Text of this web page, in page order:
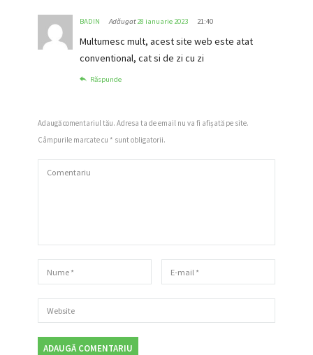
BADIN Adăugat 28 ianuarie 2023 21:40
Multumesc mult, acest site web este atat
conventional, cat si de zi cu zi
Răspunde
Adaugă comentariul tău. Adresa ta de email nu va fi afișată pe site.
Câmpurile marcate cu * sunt obligatorii.